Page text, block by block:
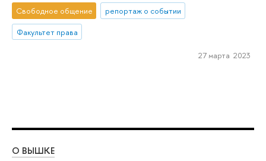
Свободное общение
репортаж о событии
Факультет права
27 марта 2023
О ВЫШКЕ